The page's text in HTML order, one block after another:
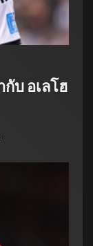
บ อเลโฮ